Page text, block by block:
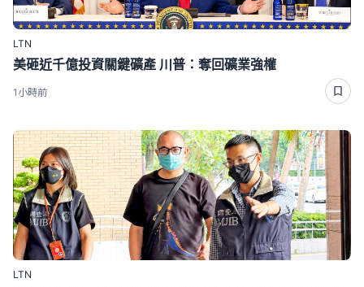
LTN
美砸近千億投資關鍵礦產 川普：奪回礦業強權
1小時前
LTN